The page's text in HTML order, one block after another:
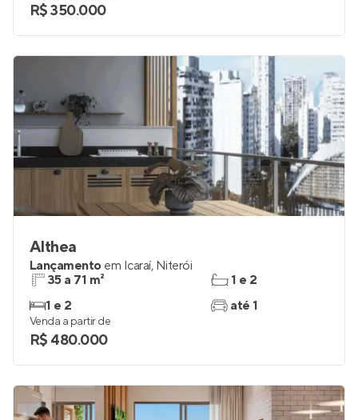
R$ 350.000
Althea
Lançamento em Icaraí, Niterói
35 a 71 m²
1 e 2
1 e 2
até 1
Venda a partir de
R$ 480.000